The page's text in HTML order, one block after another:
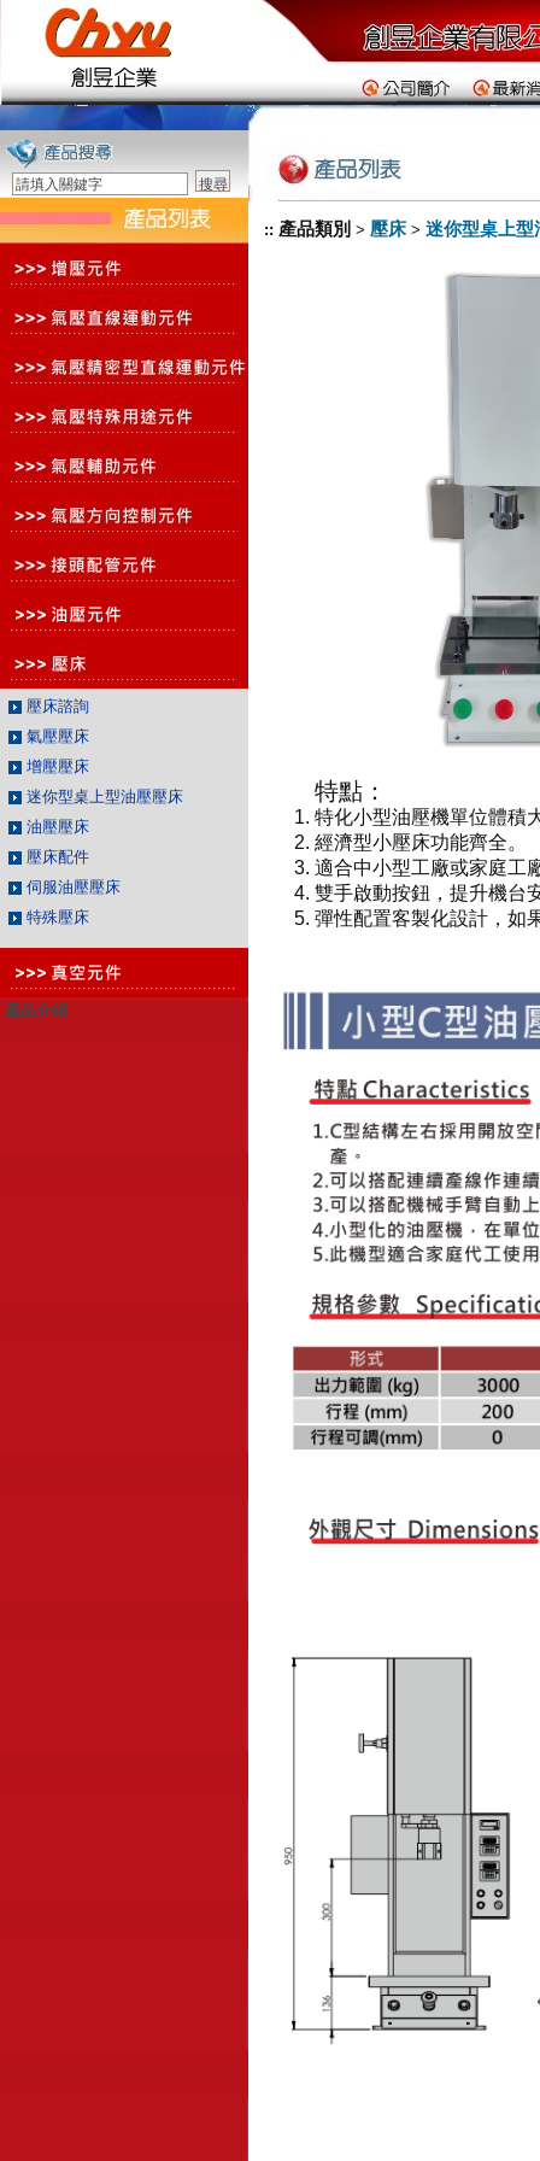
壓床諮詢
氣壓壓床
增壓壓床
迷你型桌上型油壓壓床
油壓壓床
壓床配件
伺服油壓壓床
特殊壓床
產品介紹
:: 產品類別 >壓床 >迷你型桌上型
特點：
特化小型油壓機單位體積
經濟型小壓床功能齊全。
適合中小型工廠或家庭工
雙手啟動按鈕，提升機台
彈性配置客製化設計，如